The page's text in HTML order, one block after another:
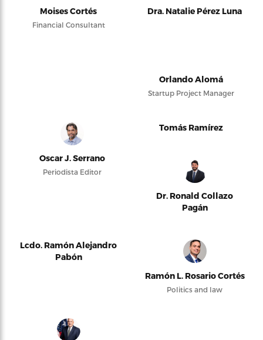
Moises Cortés
Financial Consultant
Dra. Natalie Pérez Luna
Orlando Alomá
Startup Project Manager
Oscar J. Serrano
Periodista Editor
Tomás Ramírez
Dr. Ronald Collazo
Pagán
Lcdo. Ramón Alejandro
Pabón
Ramón L. Rosario Cortés
Politics and law